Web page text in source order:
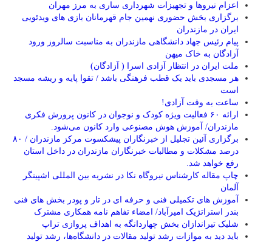
اعزام نیروها و تجهیزات شهرداری ساری به مرز مهران
برگزاری بخش حضوری نهمین جام قهرمانان بازی های ویدئویی
ایران در مازندران
پیام رئیس جهاد دانشگاهی مازندران به مناسبت سالروز ورود
آزادگان به خاک میهن
ملت ایران در انتظار آزادی اسرا ( آزادگان)
هر مسجدی باید یک قطب فرهنگی باشد / تقوا پایه و ریشه مسجد
است
ساعت به وقت آزادی!
ارائه ۶۰ فعالیت ویژه کودک و نوجوان در کانون پرورش فکری
مازندران/ آموزش هوش مصنوعی وارد کانون می‌شود.
برگزاری آئین تجلیل از خبرنگاران پیشکسوت مرکز مازندران / ۸۰
درصد مشکلات و مطالبات خبرنگاران مازندران در داخل استان
رفع خواهد شد.
چاپ مقاله کارشناس نيروگاه نكا در نشریه بین المللی اشپینگر
آلمان
آموزش های تکمیلی فنی و حرفه ای در تار و پودر بخش های فنی
بندر استراتژیک امیرآباد/ امضاء تفاهم نامه همکاری مشترک
شلیک تیراندازان بخش چهاردانگه به اهداف پروازی تراپ
باید دید به موازات رشد تولید مقالات در دانشگاه‌ها، رشد تولید